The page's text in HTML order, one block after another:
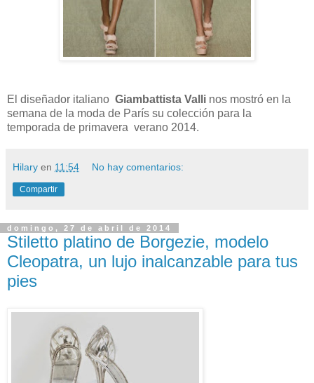
El diseñador italiano Giambattista Valli nos mostró en la
semana de la moda de París su colección para la
temporada de primavera verano 2014.
Hilary en 11:54 No hay comentarios:
Compartir
domingo, 27 de abril de 2014
Stiletto platino de Borgezie, modelo
Cleopatra, un lujo inalcanzable para tus
pies